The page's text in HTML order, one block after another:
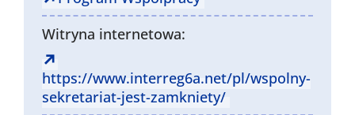
Witryna internetowa:
https://www.interreg6a.net/pl/wspolny-
sekretariat-jest-zamkniety/